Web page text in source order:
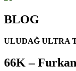
BLOG
ULUDAĞ ULTRA
66K –